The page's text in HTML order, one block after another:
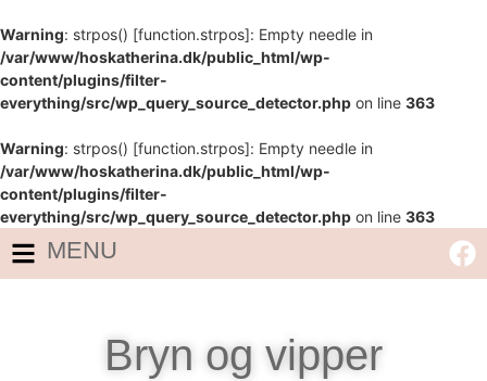
Warning: strpos() [function.strpos]: Empty needle in
/var/www/hoskatherina.dk/public_html/wp-
content/plugins/filter-
everything/src/wp_query_source_detector.php on line 363
Warning: strpos() [function.strpos]: Empty needle in
/var/www/hoskatherina.dk/public_html/wp-
content/plugins/filter-
everything/src/wp_query_source_detector.php on line 363
MENU
Bryn og vipper